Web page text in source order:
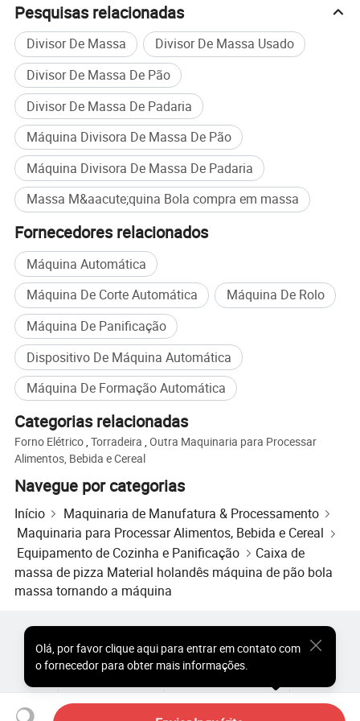
Haidier Máquinas Alimentar Co. Estabelecido em 1990 Co Ltd é uma
fabrico e comércio de alimentos de máquinas é revisão integrativa.
A empresa presta muita atenção ao controle de qualidade e
gerenciamento de primário. Passámos ISO9001 Sistema de qualidade e
Sudeste da Ásia, América do Sul, Europa...... em todo o mundo com
seu preço razoável e propriedades fiáveis.
Alta qualidade e preço favorável. Temos o prazer de
receber o seu pedido de informações e voltaremos logo
que possível. Nós nos adimos ao princípio de "qualidade
em primeiro lugar, serviço em primeiro lugar, melhoria
contínua e inovação para atender os clientes" para a
gestão e "zero defeito, zero reclamações" como o objetivo
de qualidade. Para aperfeiçoar o nosso serviço,
fornecemos aos produtos uma boa qualidade a um preço
razoável.
Nosso serviço de garantia: Primeiro, podemos instalar os
equipamentos de padaria para você em sua padaria. Em
segundo lugar, o serviço de garantia é toda a vida útil das
máquinas e os primeiros 14 meses são gratuitos.
Pesquisas relacionadas
Divisor De Massa
Divisor De Massa Usado
Divisor De Massa De Pão
Divisor De Massa De Padaria
Máquina Divisora De Massa De Pão
Máquina Divisora De Massa De Padaria
Massa M&aacute;quina Bola compra em massa
Fornecedores relacionados
Máquina Automática
Máquina De Corte Automática
Máquina De Rolo
Máquina De Panificação
Dispositivo De Máquina Automática
Máquina De Formação Automática
Categorias relacionadas
Forno Elétrico,Torradeira ,Outra Maquinaria para Processar
Alimentos, Bebida e Cereal
Navegue por categorias
Início
Maquinaria de Manufatura & Processamento
Maquinaria para Processar Alimentos, Bebida e Cereal
Equipamento de Cozinha e Panificação
Caixa de
massa de pizza Material holandês máquina de pão bola
massa tornando a máquina
Olá, por favor clique aqui para entrar em contato com
o fornecedor para obter mais informações.
Produtos Quentes por Atacado
Comprador de Estrela
Percepções
Sobre
Acordo do Usuário Política de Privacidade
Contato